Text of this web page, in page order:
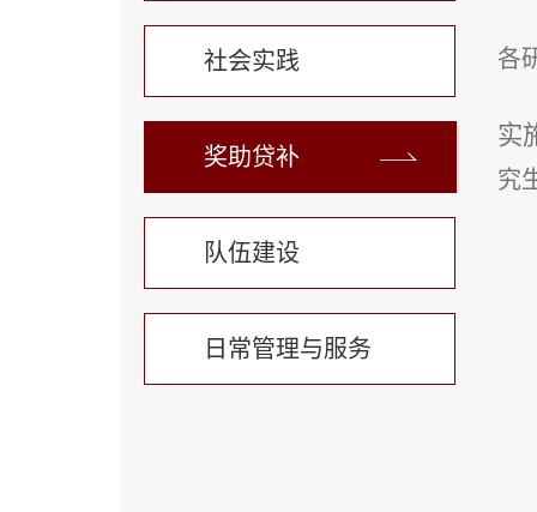
社会实践
奖助贷补
队伍建设
日常管理与服务
各
实
究